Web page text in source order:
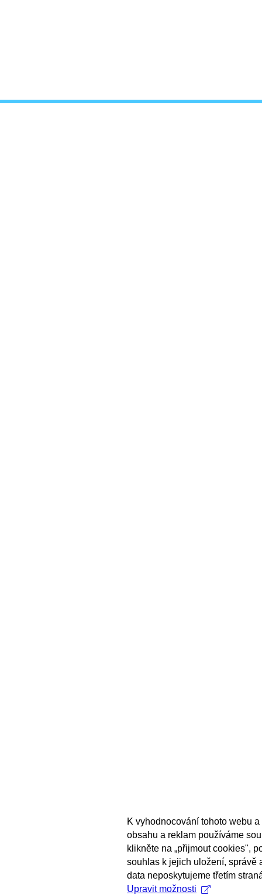
K vyhodnocování tohoto webu
obsahu a reklam používáme
klikněte na „přijmout cookies",
souhlas k jejich uložení, správě
data neposkytujeme třetím
Upravit možnosti